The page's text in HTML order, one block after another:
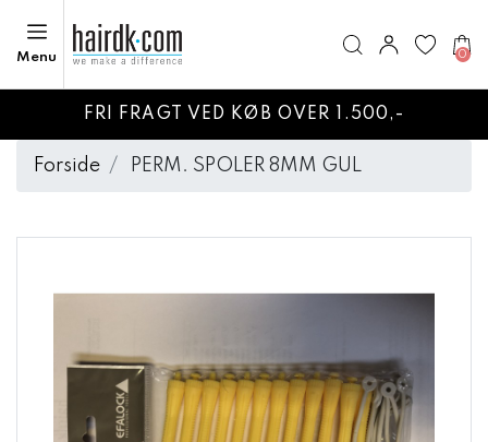
Menu 0
FRI FRAGT VED KØB OVER 1.500,-
Forside PERM. SPOLER 8MM GUL